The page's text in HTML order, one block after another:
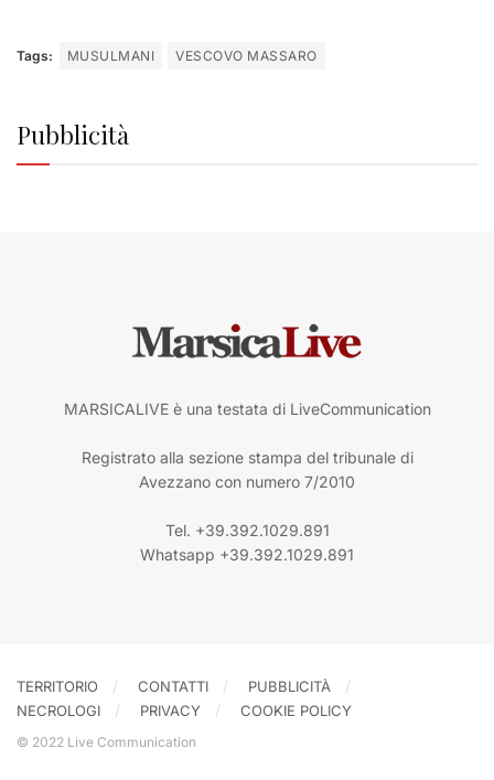
Tags: MUSULMANI VESCOVO MASSARO
Pubblicità
MARSICALIVE è una testata di LiveCommunication
Registrato alla sezione stampa del tribunale di
Avezzano con numero 7/2010
Tel. +39.392.1029.891
Whatsapp +39.392.1029.891
TERRITORIO CONTATTI
PUBBLICITÀ
NECROLOGI
PRIVACY COOKIE POLICY
© 2022 Live Communication